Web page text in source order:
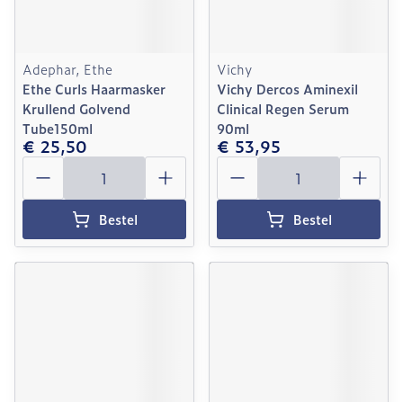
Adephar, Ethe
Ethe Curls Haarmasker
Krullend Golvend
Tube150ml
€ 25,50
Aantal
Bestel
Vichy
Vichy Dercos Aminexil
Clinical Regen Serum
90ml
€ 53,95
Aantal
Bestel